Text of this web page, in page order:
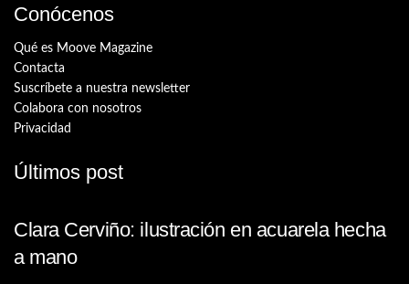
Conócenos
Qué es Moove Magazine
Contacta
Suscríbete a nuestra newsletter
Colabora con nosotros
Privacidad
Últimos post
Clara Cerviño: ilustración en acuarela hecha
a mano